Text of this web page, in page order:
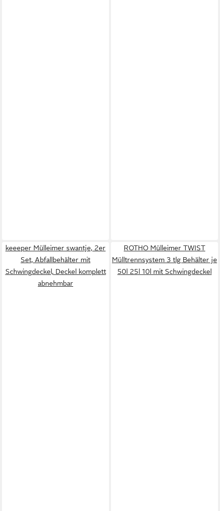
keeeper Mülleimer swantje, 2er
Set, Abfallbehälter mit
Schwingdeckel, Deckel komplett
abnehmbar
ROTHO Mülleimer TWIST
Mülltrennsystem 3 tlg Behälter je
50l 25l 10l mit Schwingdeckel